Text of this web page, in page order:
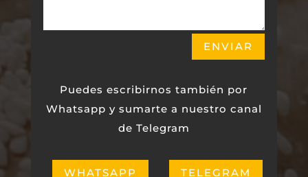
ENVIAR
Puedes escribirnos también por
Whatsapp y sumarte a nuestro canal
de Telegram
WHATSAPP TELEGRAM